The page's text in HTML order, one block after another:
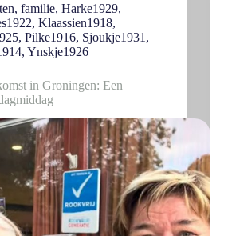
,familie,Harke1929,
,Klaassien1918,
,Pilke1916, Sjoukje1931 ,
,Ynskje1926
in Groningen: Een